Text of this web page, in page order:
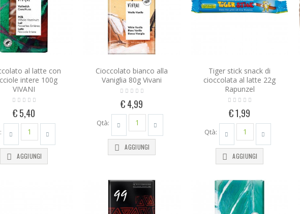
al latte con
intere 100g
VIVANI
€ 5,40
AGGIUNGI
Cioccolato bianco alla
Vaniglia 80g Vivani
€ 4,99
Qtà:
AGGIUNGI
Tiger stick snack di
cioccolata al latte 22g
Rapunzel
€ 1,99
Qtà:
AGGIUNGI